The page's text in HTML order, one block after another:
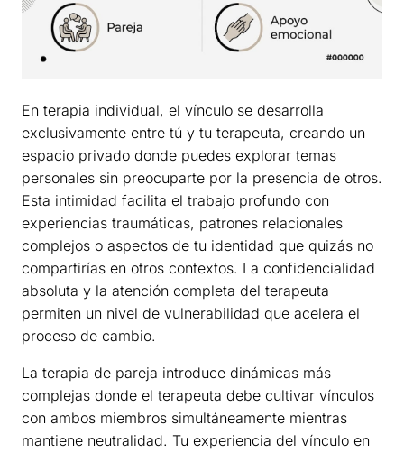
En terapia individual, el vínculo se desarrolla
exclusivamente entre tú y tu terapeuta, creando un
espacio privado donde puedes explorar temas
personales sin preocuparte por la presencia de otros.
Esta intimidad facilita el trabajo profundo con
experiencias traumáticas, patrones relacionales
complejos o aspectos de tu identidad que quizás no
compartirías en otros contextos. La confidencialidad
absoluta y la atención completa del terapeuta
permiten un nivel de vulnerabilidad que acelera el
proceso de cambio.
La terapia de pareja introduce dinámicas más
complejas donde el terapeuta debe cultivar vínculos
con ambos miembros simultáneamente mientras
mantiene neutralidad. Tu experiencia del vínculo en